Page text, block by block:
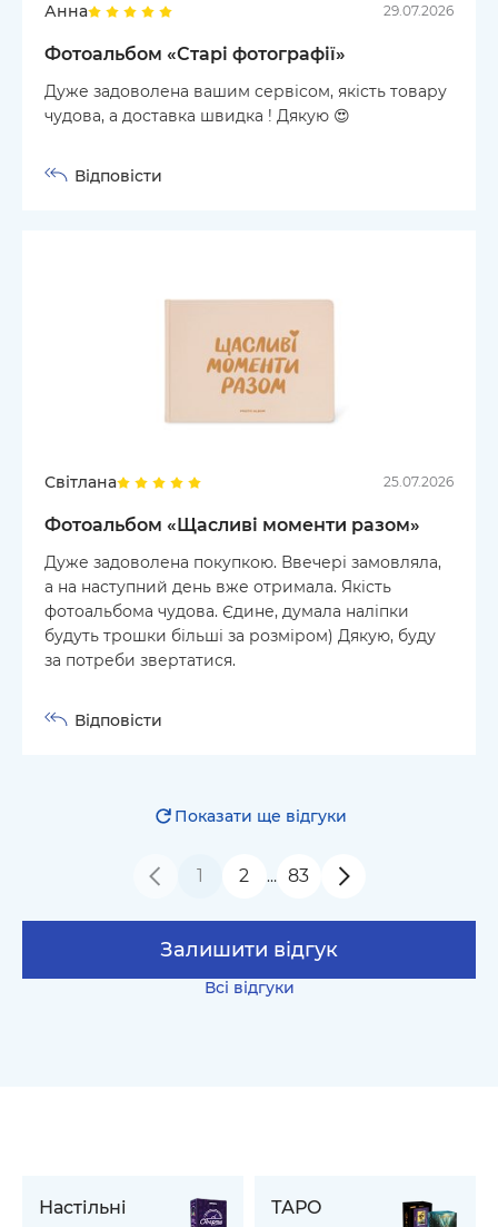
Анна 29.07.2026
Фотоальбом «‎Старі фотографії»
Дуже задоволена вашим сервісом, якість товару
чудова, а доставка швидка ! Дякую 😍
Відповісти
Світлана 25.07.2026
Фотоальбом «‎Щасливі моменти разом»
Дуже задоволена покупкою. Ввечері замовляла,
а на наступний день вже отримала. Якість
фотоальбома чудова. Єдине, думала наліпки
будуть трошки більші за розміром) Дякую, буду
за потреби звертатися.
Відповісти
Всі відгуки
Залишити відгук
Показати ще відгуки
1 2 … 83
Настільні
ТАРО